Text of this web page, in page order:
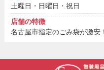
土曜日・日曜日・祝日
店舗の特徴
名古屋市指定のごみ袋が激安！